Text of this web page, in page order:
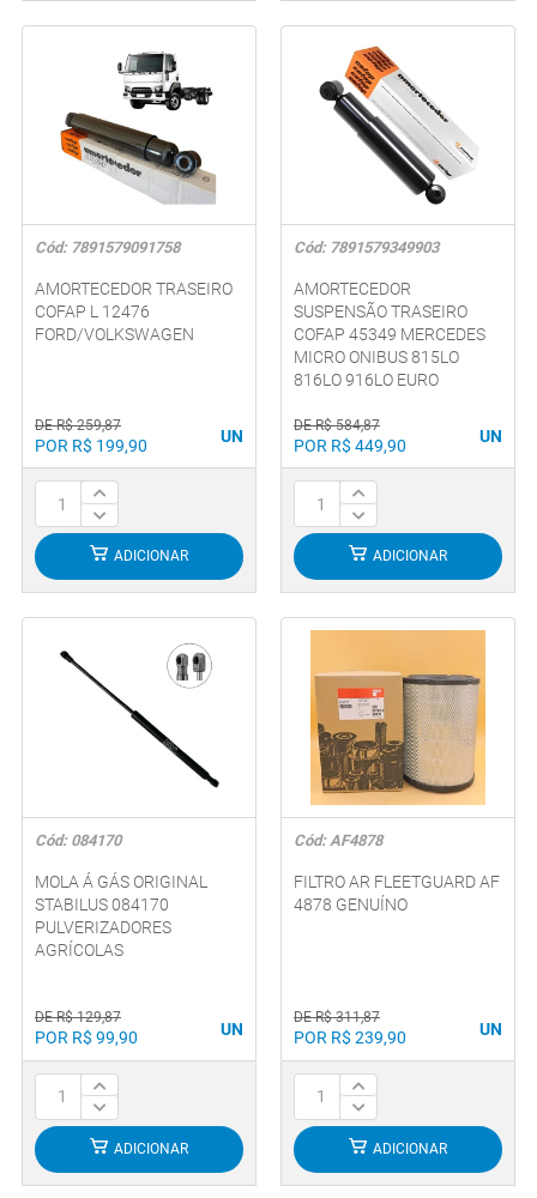
Cód: 7891579091758
AMORTECEDOR TRASEIRO
COFAP L 12476
FORD/VOLKSWAGEN
DE R$ 259,87
POR R$ 199,90 UN
ADICIONAR
Cód: 7891579349903
AMORTECEDOR
SUSPENSÃO TRASEIRO
COFAP 45349 MERCEDES
MICRO ONIBUS 815LO
816LO 916LO EURO
DE R$ 584,87
POR R$ 449,90 UN
ADICIONAR
Cód: 084170
MOLA Á GÁS ORIGINAL
STABILUS 084170
PULVERIZADORES
AGRÍCOLAS
DE R$ 129,87
POR R$ 99,90 UN
ADICIONAR
Cód: AF4878
FILTRO AR FLEETGUARD AF
4878 GENUÍNO
DE R$ 311,87
POR R$ 239,90 UN
ADICIONAR